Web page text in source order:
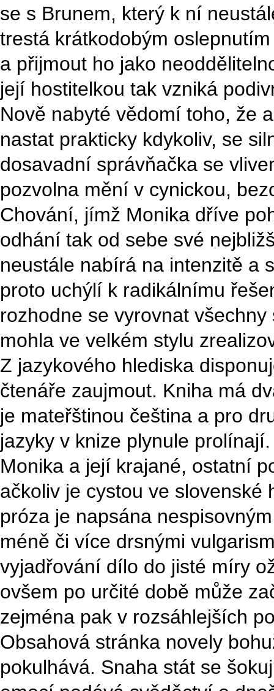
se s Brunem, který k ní
trestá krátkodobým
a přijmout ho jako
její hostitelkou tak vzniká
Nově nabyté vědomí toho, že
nastat prakticky kdykoliv, se
dosavadní správňačka se
pozvolna mění v cynickou,
Chování, jímž Monika dříve
odhání tak od sebe své
neustále nabírá na intenzitě a
proto uchýlí k radikálnímu
rozhodne se vyrovnat
mohla ve velkém stylu
Z jazykového hlediska
čtenáře zaujmout. Kniha má
je mateřštinou čeština a pro
jazyky v knize plynule
Monika a její krajané, ostatní
ačkoliv je cystou ve slovenské
próza je napsána
méně či více drsnými
vyjadřování dílo do jisté míry
ovšem po určité době může
zejména pak v rozsáhlejších
Obsahová stránka novely
pokulhává. Snaha stát se